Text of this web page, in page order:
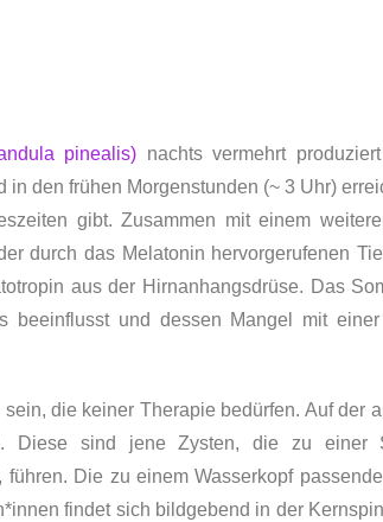
pinealis) nachts vermehrt
den frühen Morgenstunden (~ 3 Uhr)
gibt. Zusammen mit einem
durch das Melatonin hervorgerufenen
aus der Hirnanhangsdrüse. Das
und dessen Mangel mit einer
die keiner Therapie bedürfen. Auf der
Diese sind jene Zysten, die zu einer
Die zu einem Wasserkopf
findet sich bildgebend in der